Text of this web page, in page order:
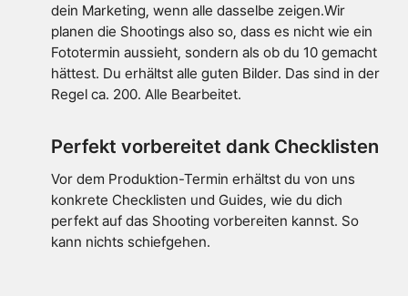
dein Marketing, wenn alle dasselbe zeigen.Wir
planen die Shootings also so, dass es nicht wie ein
Fototermin aussieht, sondern als ob du 10 gemacht
hättest. Du erhältst alle guten Bilder. Das sind in der
Regel ca. 200. Alle Bearbeitet.
Perfekt vorbereitet dank Checklisten
Vor dem Produktion-Termin erhältst du von uns
konkrete Checklisten und Guides, wie du dich
perfekt auf das Shooting vorbereiten kannst. So
kann nichts schiefgehen.